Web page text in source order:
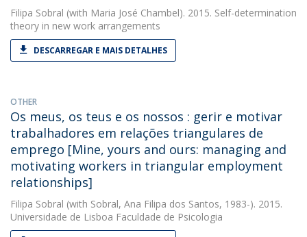
Filipa Sobral (with Maria José Chambel). 2015. Self-determination
theory in new work arrangements
DESCARREGAR E MAIS DETALHES
OTHER
Os meus, os teus e os nossos : gerir e motivar
trabalhadores em relações triangulares de
emprego [Mine, yours and ours: managing and
motivating workers in triangular employment
relationships]
Filipa Sobral (with Sobral, Ana Filipa dos Santos, 1983-). 2015.
Universidade de Lisboa Faculdade de Psicologia